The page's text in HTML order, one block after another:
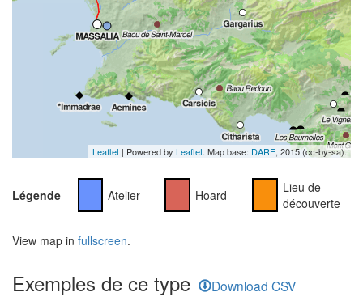
Leaflet | Powered by Leaflet. Map base: DARE, 2015 (cc-by-sa).
Légende Atelier Hoard
Lieu de
découverte
View map in fullscreen.
Exemples de ce type Download CSV